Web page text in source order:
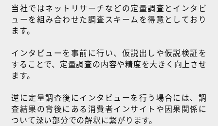
当社ではネットリサーチなどの定量調査とインタビ
ューを組み合わせた調査スキームを得意としており
ます。
インタビューを事前に行い、仮説出しや仮説検証を
することで、定量調査の内容や精度を大きく向上させ
ます。
逆に定量調査後にインタビューを行う場合には、調
査結果の背後にある消費者インサイトや因果関係に
ついて深い部分での解釈に繋がります。